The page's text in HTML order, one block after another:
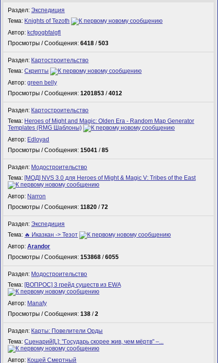
Раздел:Экспедиция
Тема: Knights of Tezoth
Автор: kcfgogbfalgfl
Просмотры / Сообщения:6418 /503
Раздел: Картостроительство
Тема:Скрипты
Автор:green belly
Просмотры / Сообщения:1201853 /4012
Раздел: Картостроительство
Тема: Heroes of Might and Magic: Olden Era - Random Map Generator
Templates (RMG Шаблоны)
Автор: Edloyad
Просмотры / Сообщения:15041 /85
Раздел: Модостроительство
Тема: [МОД] NVS 3.0 для Heroes of Might & Magic V: Tribes of the East
Автор: Narron
Просмотры / Сообщения:11820 /72
Раздел:Экспедиция
Тема: 🔥 Иказкан -> Тезот
Автор:Arandor
Просмотры / Сообщения:153868 /6055
Раздел: Модостроительство
Тема: [ВОПРОС] 3 грейд существ из EWA
Автор: Manafy
Просмотры / Сообщения:138 /2
Раздел: Карты: Повелители Орды
Тема:Сценарий[L]: "Государь скорее жив, чем мёртв" –...
Автор: Кощей Смертный